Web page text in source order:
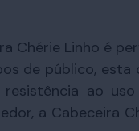
Chérie Linho é
de público, esta
ao
a Cabeceira